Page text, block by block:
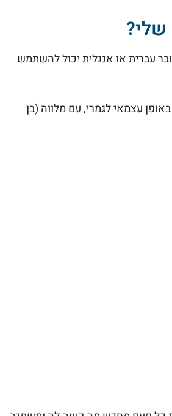
שלי?
עברית או אנגלית יכול להשתמש
עצמאי לגמרי, עם מלווה (בן